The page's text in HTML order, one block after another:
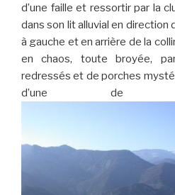
d’une faille et ressortir par la
dans son lit alluvial en direction
à gauche et en arrière de la
en chaos, toute broyée,
redressés et de porches
d’une de